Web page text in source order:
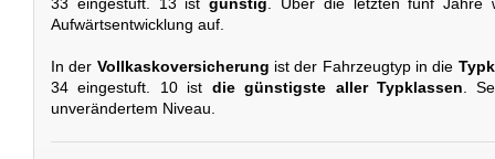
Aufwärtsentwicklung auf.
In der Vollkaskoversicherung ist der Fahrzeugtyp in die
34 eingestuft. 10 ist die günstigste aller Typklassen.
unverändertem Niveau.